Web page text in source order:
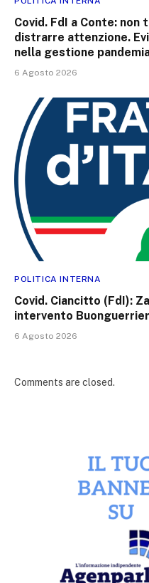
Covid. FdI a Conte: non
distrarre attenzione.
nella gestione
6 Agosto 2026
POLITICA INTERNA
Covid. Ciancitto (FdI):
intervento
6 Agosto 2026
Comments are closed.